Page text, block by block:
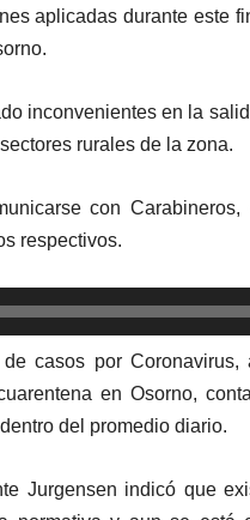
aplicadas durante este
inconvenientes en la
rurales de la zona.
con
respectivos.
casos por
en Osorno,
del promedio diario.
Jurgensen indicó que